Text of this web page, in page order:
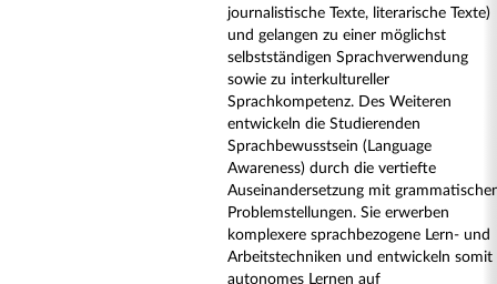
journalistische Texte, literarische Texte)
und gelangen zu einer möglichst
selbstständigen Sprachverwendung
sowie zu interkultureller
Sprachkompetenz. Des Weiteren
entwickeln die Studierenden
Sprachbewusstsein (Language
Awareness) durch die vertiefte
Auseinandersetzung mit
Problemstellungen. Sie erwerben
komplexere sprachbezogene Lern- und
Arbeitstechniken und entwickeln somit
autonomes Lernen auf